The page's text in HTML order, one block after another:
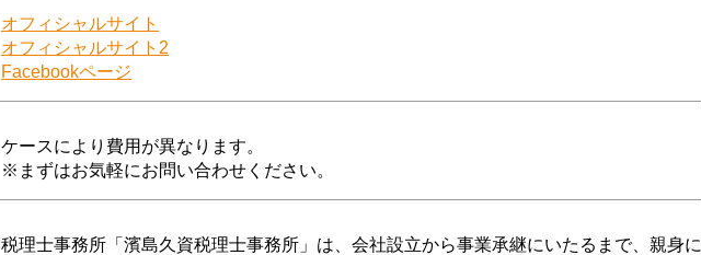
オフィシャルサイト
オフィシャルサイト2
Facebookページ
ケースにより費用が異なります。
※まずはお気軽にお問い合わせください。
税理士事務所「濱島久資税理士事務所」は、会社設立から事業承継にいたるまで、親身に